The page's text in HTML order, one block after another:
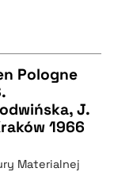
Pologne
J.
1966
Materialnej